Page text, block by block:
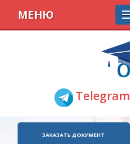
Telegram
МЕНЮ
ЗАКАЗАТЬ ДОКУМЕНТ